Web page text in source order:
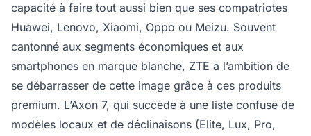
capacité à faire tout aussi bien que ses compatriotes
Huawei, Lenovo, Xiaomi, Oppo ou Meizu. Souvent
cantonné aux segments économiques et aux
smartphones en marque blanche, ZTE a l’ambition de
se débarrasser de cette image grâce à ces produits
premium. L’Axon 7, qui succède à une liste confuse de
modèles locaux et de déclinaisons (Elite, Lux, Pro,